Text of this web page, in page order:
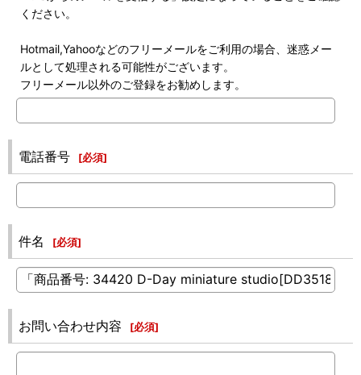
ください。
Hotmail,Yahooなどのフリーメールをご利用の場合、迷惑メー
ルとして処理される可能性がございます。
フリーメール以外のご登録をお勧めします。
電話番号 [必須]
件名 [必須]
お問い合わせ内容 [必須]